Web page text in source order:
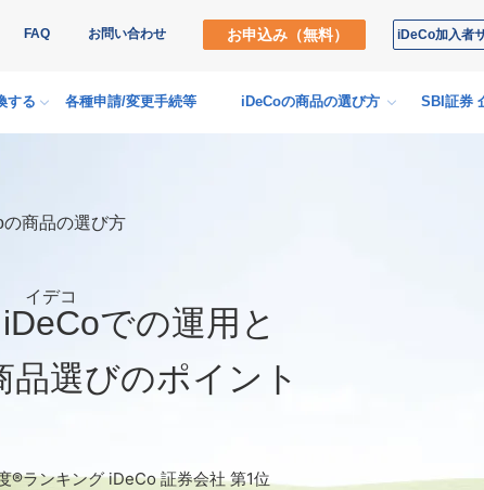
FAQ お問い合わせ iDeCo加入者
お申込み（無料）
する 各種申請/変更手続等 iDeCoの商品の選び方 SBI証券
の商品の選び方
iDeCoでの運用と
品選びのポイント
®ランキング iDeCo 証券会社 第1位